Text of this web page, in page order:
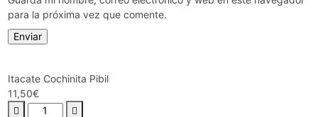
para la próxima vez que comente.
Itacate Cochinita Pibil
11,50€
Itacate